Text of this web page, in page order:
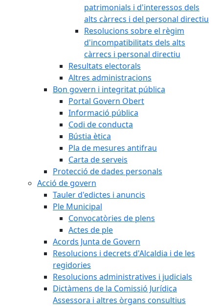
patrimonials i d'interessos dels
alts càrrecs i del personal directiu
Resolucions sobre el règim
d'incompatibilitats dels alts
càrrecs i personal directiu
Resultats electorals
Altres administracions
Bon govern i integritat pública
Portal Govern Obert
Informació pública
Codi de conducta
Bústia ètica
Pla de mesures antifrau
Carta de serveis
Protecció de dades personals
Acció de govern
Tauler d'edictes i anuncis
Ple Municipal
Convocatòries de plens
Actes de ple
Acords Junta de Govern
Resolucions i decrets d'Alcaldia i de les
regidories
Resolucions administratives i judicials
Dictàmens de la Comissió Jurídica
Assessora i altres òrgans consultius